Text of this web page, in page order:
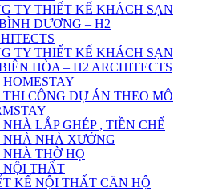
TY THIẾT KẾ KHÁCH SẠN
DƯƠNG – H2
TY THIẾT KẾ KHÁCH SẠN
HÒA – H2 ARCHITECTS
CÔNG DỰ ÁN THEO MÔ
LẮP GHÉP , TIỀN CHẾ
NHÀ NHÀ XƯỞNG
THỜ HỌ
NỘI THẤT
KẾ NỘI THẤT CĂN HỘ